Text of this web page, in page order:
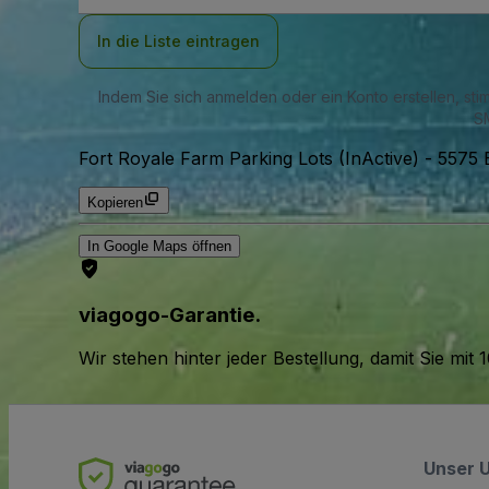
In die Liste eintragen
Indem Sie sich anmelden oder ein Konto erstellen,
Fort Royale Farm Parking Lots (InActive) - 5575
Kopieren
In Google Maps öffnen
viagogo-Garantie.
Wir stehen hinter jeder Bestellung, damit Sie
Unser